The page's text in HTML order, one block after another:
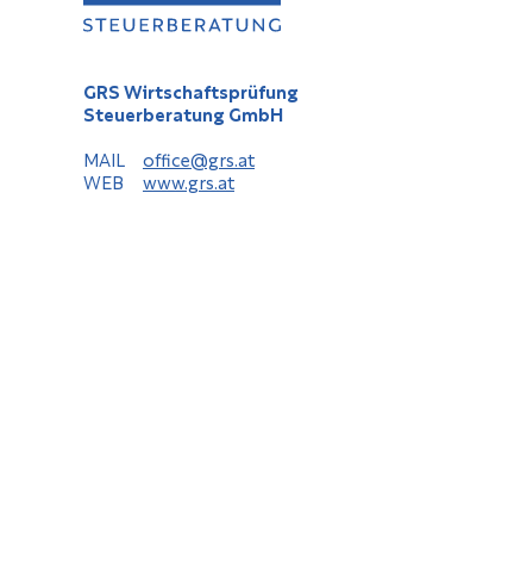
GRS Wirtschaftsprüfung
Steuerberatung GmbH
MAIL
office@grs.at
WEB www.grs.at